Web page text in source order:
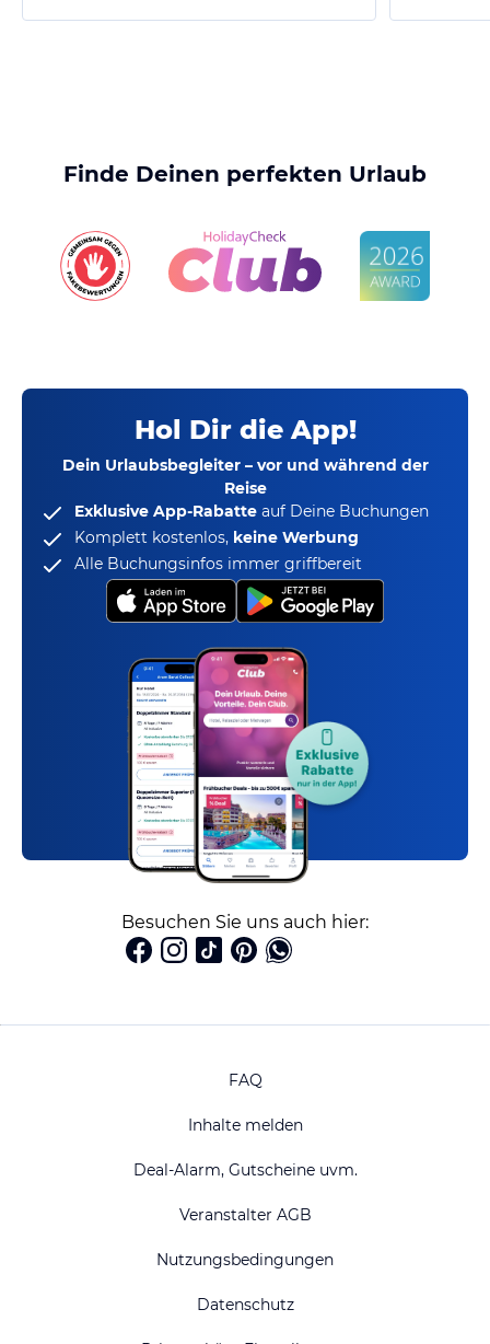
Finde Deinen perfekten Urlaub
Hol Dir die App!
Dein Urlaubsbegleiter – vor und während der
Reise
Exklusive App-Rabatte auf Deine Buchungen
Komplett kostenlos, keine Werbung
Alle Buchungsinfos immer griffbereit
Besuchen Sie uns auch hier:
FAQ
Inhalte melden
Deal-Alarm, Gutscheine uvm.
Veranstalter AGB
Nutzungsbedingungen
Datenschutz